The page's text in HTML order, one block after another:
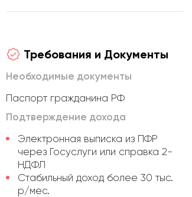
Требования и Документы
Необходимые документы
Паспорт гражданина РФ
Подтверждение дохода
Электронная выписка из ПФР
через Госуслуги или справка 2-
НДФЛ
Стабильный доход более 30 тыс.
р/мес.